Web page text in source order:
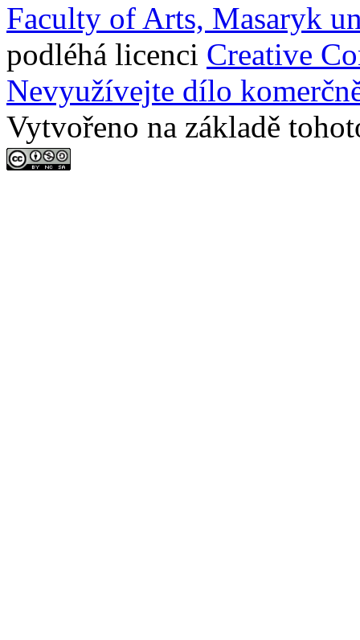
Faculty of Arts, Masaryk
podléhá licenci Creative
Nevyužívejte dílo
Vytvořeno na základě